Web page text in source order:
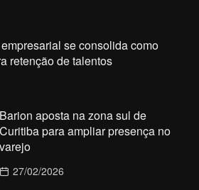
se consolida como
retenção de talentos
Barion aposta na zona sul de
Curitiba para ampliar presença no
varejo
27/02/2026